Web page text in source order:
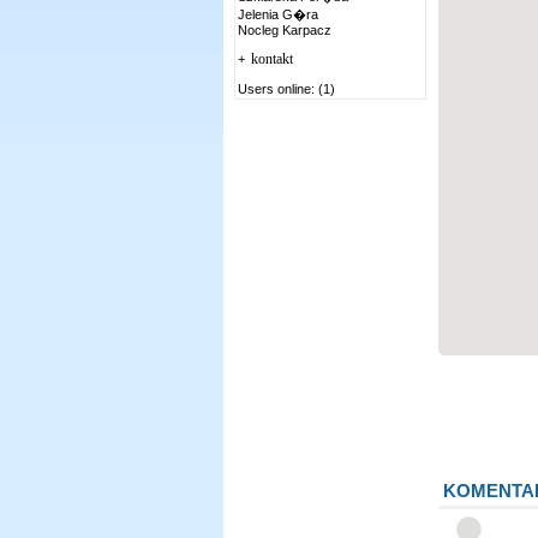
Jelenia G�ra
Nocleg Karpacz
+ kontakt
Users online: (1)